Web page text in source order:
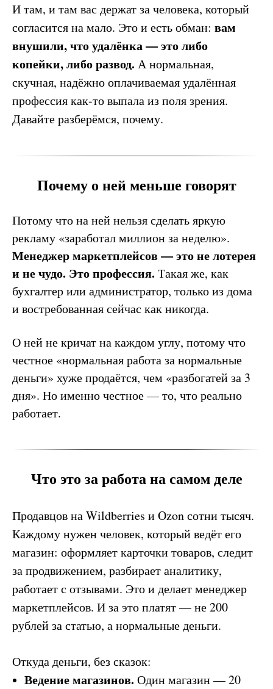
И там, и там вас держат за человека, который
согласится на мало. Это и есть обман: вам
внушили, что удалёнка — это либо
копейки, либо развод. А нормальная,
скучная, надёжно оплачиваемая удалённая
профессия как-то выпала из поля зрения.
Давайте разберёмся, почему.
Почему о ней меньше говорят
Потому что на ней нельзя сделать яркую
рекламу «заработал миллион за неделю».
Менеджер маркетплейсов — это не лотерея
и не чудо. Это профессия. Такая же, как
бухгалтер или администратор, только из дома
и востребованная сейчас как никогда.
О ней не кричат на каждом углу, потому что
честное «нормальная работа за нормальные
деньги» хуже продаётся, чем «разбогатей за 3
дня». Но именно честное — то, что реально
работает.
Что это за работа на самом деле
Продавцов на Wildberries и Ozon сотни тысяч.
Каждому нужен человек, который ведёт его
магазин: оформляет карточки товаров, следит
за продвижением, разбирает аналитику,
работает с отзывами. Это и делает менеджер
маркетплейсов. И за это платят — не 200
рублей за статью, а нормальные деньги.
Откуда деньги, без сказок:
Ведение магазинов. Один магазин — 20